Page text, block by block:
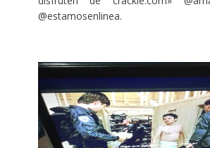
@estamosenlinea.